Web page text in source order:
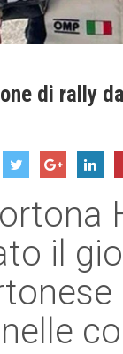
di rally
il